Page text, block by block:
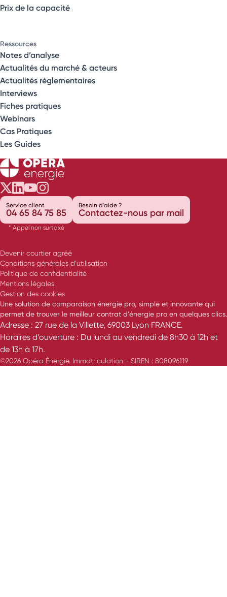
Prix de la capacité
Ressources
Notes d’analyse
Actualités du marché & acteurs
Actualités réglementaires
Interviews
Fiches pratiques
Webinars
Cas Pratiques
Les Guides
Opéra Énergie sur Twitter
Opéra Énergie sur LinkedIn
Opéra Énergie sur Youtube
Opéra Énergie sur Instagram
Service client
04 65 84 75 85
* Appel non surtaxé
Besoin d'aide ?
Contactez-nous par mail
Devenir courtier agréé
Conditions générales d’utilisation
Politique de confidentialité
Mentions légales
Gestion des cookies
Une solution de comparaison énergie pro, simple et innovante qui
permet de trouver le meilleur contrat d'énergie pro en quelques clics.
Adresse : 27 rue de la Villette, 69003 Lyon FRANCE.
Horaires d’ouverture : Du lundi au vendredi de 8h30 à 12h et
de 13h à 17h.
©2026 Opéra Énergie. Immatriculation - SIREN : 808096119